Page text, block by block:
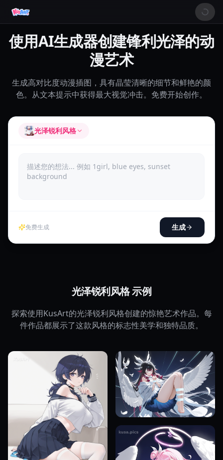
使用AI生成器创建锋利光泽的动
漫艺术
生成高对比度动漫插图，具有晶莹清晰的细节和鲜艳的颜
色。从文本提示中获得最大视觉冲击。免费开始创作。
光泽锐利风格
免费生成 生成
光泽锐利风格 示例
探索使用KusArt的光泽锐利风格创建的惊艳艺术作品。每
件作品都展示了这款风格的标志性美学和独特品质。